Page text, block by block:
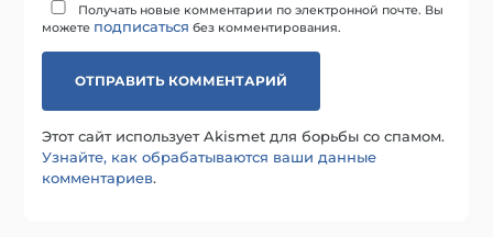
Получать новые комментарии по электронной почте. Вы
можете подписаться без комментирования.
Этот сайт использует Akismet для борьбы со спамом.
Узнайте, как обрабатываются ваши данные
комментариев.